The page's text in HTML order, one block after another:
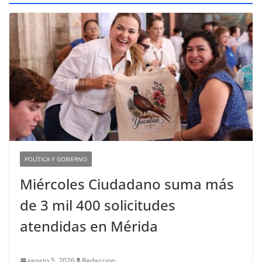
POLÍTICA Y GOBIERNO
Miércoles Ciudadano suma más
de 3 mil 400 solicitudes
atendidas en Mérida